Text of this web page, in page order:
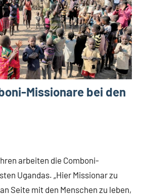
Missionare bei den
arbeiten die Comboni-
Ugandas. „Hier Missionar zu
Seite mit den Menschen zu leben,